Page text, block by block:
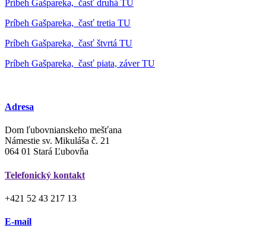
Príbeh Gašpareka, časť druhá TU
Príbeh Gašpareka, časť tretia TU
Príbeh Gašpareka, časť štvrtá TU
Príbeh Gašpareka, časť piata, záver TU
Adresa
Dom ľubovnianskeho mešťana
Námestie sv. Mikuláša č. 21
064 01 Stará Ľubovňa
Telefonický kontakt
+421 52 43 217 13
E-mail